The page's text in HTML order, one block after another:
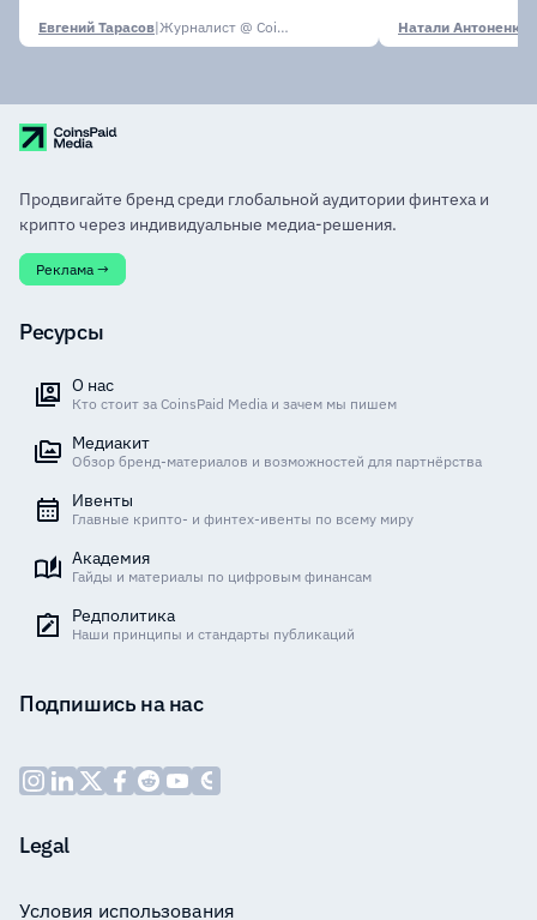
Евгений Тарасов| Журналист @ CoinsPaid Media Натали Антоненко
Продвигайте бренд среди глобальной аудитории финтеха и
крипто через индивидуальные медиа-решения.
Реклама →
Ресурсы
О нас
Кто стоит за CoinsPaid Media и зачем мы пишем
Медиакит
Обзор бренд-материалов и возможностей для партнёрства
Ивенты
Главные крипто- и финтех-ивенты по всему миру
Академия
Гайды и материалы по цифровым финансам
Редполитика
Наши принципы и стандарты публикаций
Подпишись на нас
Legal
Условия использования